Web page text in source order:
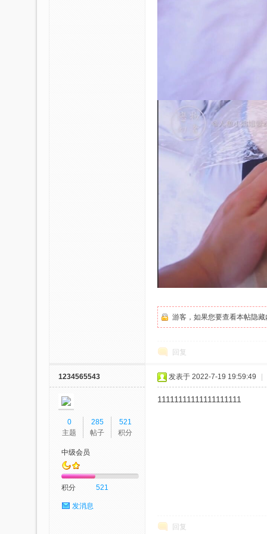
游客，如果您要查看本帖隐藏
回复
1234565543
0
主题
285
帖子
521
积分
中级会员
积分 521
发消息
发表于 2022-7-19 19:59:49
11111111111111111111
回复